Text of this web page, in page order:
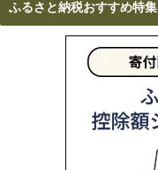
ふるさと納税おすすめ特集